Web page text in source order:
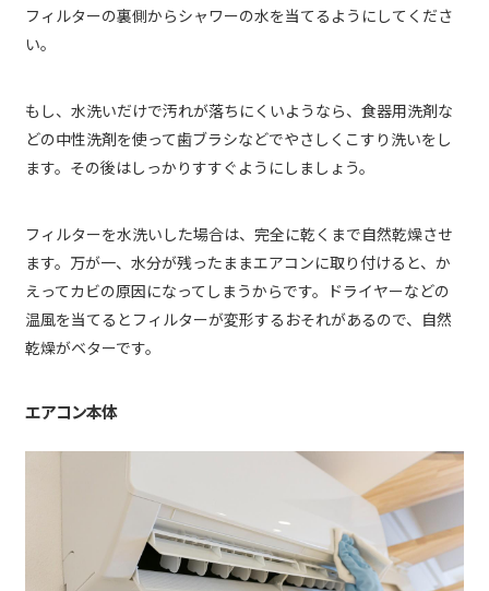
フィルターの裏側からシャワーの水を当てるようにしてくださ
い。
もし、水洗いだけで汚れが落ちにくいようなら、食器用洗剤な
どの中性洗剤を使って歯ブラシなどでやさしくこすり洗いをし
ます。その後はしっかりすすぐようにしましょう。
フィルターを水洗いした場合は、完全に乾くまで自然乾燥させ
ます。万が一、水分が残ったままエアコンに取り付けると、か
えってカビの原因になってしまうからです。ドライヤーなどの
温風を当てるとフィルターが変形するおそれがあるので、自然
乾燥がベターです。
エアコン本体